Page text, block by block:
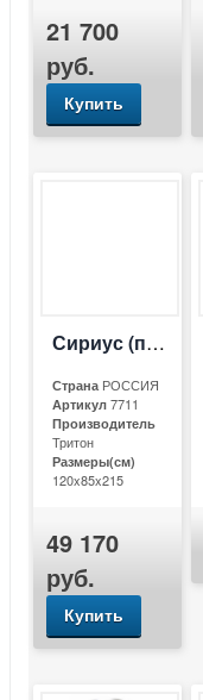
21 700
руб.
Купить
Сириус (правый)
Страна РОССИЯ
Артикул 7711
Производитель
Тритон
Размеры(см)
120x85x215
49 170
руб.
Купить